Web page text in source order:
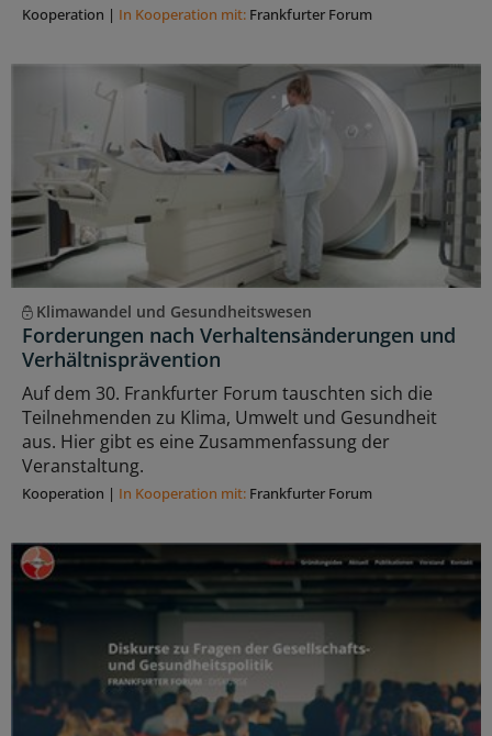
Kooperation | In Kooperation mit: Frankfurter Forum
Klimawandel und Gesundheitswesen
Forderungen nach Verhaltensänderungen und
Verhältnisprävention
Auf dem 30. Frankfurter Forum tauschten sich die
Teilnehmenden zu Klima, Umwelt und Gesundheit
aus. Hier gibt es eine Zusammenfassung der
Veranstaltung.
Kooperation | In Kooperation mit: Frankfurter Forum